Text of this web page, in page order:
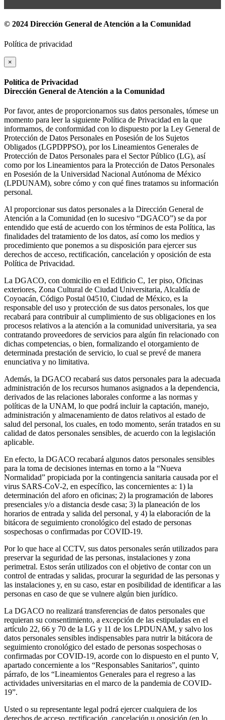
© 2024 Dirección General de Atención a la Comunidad
Política de privacidad
×
Política de Privacidad
Dirección General de Atención a la Comunidad
Por favor, antes de proporcionarnos sus datos personales, tómese un
momento para leer la siguiente Política de Privacidad en la que
informamos, de conformidad con lo dispuesto por la Ley General de
Protección de Datos Personales en Posesión de los Sujetos
Obligados (LGPDPPSO), por los Lineamientos Generales de
Protección de Datos Personales para el Sector Público (LG), así
como por los Lineamientos para la Protección de Datos Personales
en Posesión de la Universidad Nacional Autónoma de México
(LPDUNAM), sobre cómo y con qué fines tratamos su información
personal.
Al proporcionar sus datos personales a la Dirección General de
Atención a la Comunidad (en lo sucesivo “DGACO”) se da por
entendido que está de acuerdo con los términos de esta Política, las
finalidades del tratamiento de los datos, así como los medios y
procedimiento que ponemos a su disposición para ejercer sus
derechos de acceso, rectificación, cancelación y oposición de esta
Política de Privacidad.
La DGACO, con domicilio en el Edificio C, 1er piso, Oficinas
exteriores, Zona Cultural de Ciudad Universitaria, Alcaldía de
Coyoacán, Código Postal 04510, Ciudad de México, es la
responsable del uso y protección de sus datos personales, los que
recabará para contribuir al cumplimiento de sus obligaciones en los
procesos relativos a la atención a la comunidad universitaria, ya sea
contratando proveedores de servicios para algún fin relacionado con
dichas competencias, o bien, formalizando el otorgamiento de
determinada prestación de servicio, lo cual se prevé de manera
enunciativa y no limitativa.
Además, la DGACO recabará sus datos personales para la adecuada
administración de los recursos humanos asignados a la dependencia,
derivados de las relaciones laborales conforme a las normas y
políticas de la UNAM, lo que podrá incluir la captación, manejo,
administración y almacenamiento de datos relativos al estado de
salud del personal, los cuales, en todo momento, serán tratados en su
calidad de datos personales sensibles, de acuerdo con la legislación
aplicable.
En efecto, la DGACO recabará algunos datos personales sensibles
para la toma de decisiones internas en torno a la “Nueva
Normalidad” propiciada por la contingencia sanitaria causada por el
virus SARS-CoV-2, en específico, las concernientes a: 1) la
determinación del aforo en oficinas; 2) la programación de labores
presenciales y/o a distancia desde casa; 3) la planeación de los
horarios de entrada y salida del personal, y 4) la elaboración de la
bitácora de seguimiento cronológico del estado de personas
sospechosas o confirmadas por COVID-19.
Por lo que hace al CCTV, sus datos personales serán utilizados para
preservar la seguridad de las personas, instalaciones y zona
perimetral. Estos serán utilizados con el objetivo de contar con un
control de entradas y salidas, procurar la seguridad de las personas y
las instalaciones y, en su caso, estar en posibilidad de identificar a las
personas en caso de que se vulnere algún bien jurídico.
La DGACO no realizará transferencias de datos personales que
requieran su consentimiento, a excepción de las estipuladas en el
artículo 22, 66 y 70 de la LG y 11 de los LPDUNAM, y salvo los
datos personales sensibles indispensables para nutrir la bitácora de
seguimiento cronológico del estado de personas sospechosas o
confirmadas por COVID-19, acorde con lo dispuesto en el punto V,
apartado concerniente a los “Responsables Sanitarios”, quinto
párrafo, de los “Lineamientos Generales para el regreso a las
actividades universitarias en el marco de la pandemia de COVID-
19”.
Usted o su representante legal podrá ejercer cualquiera de los